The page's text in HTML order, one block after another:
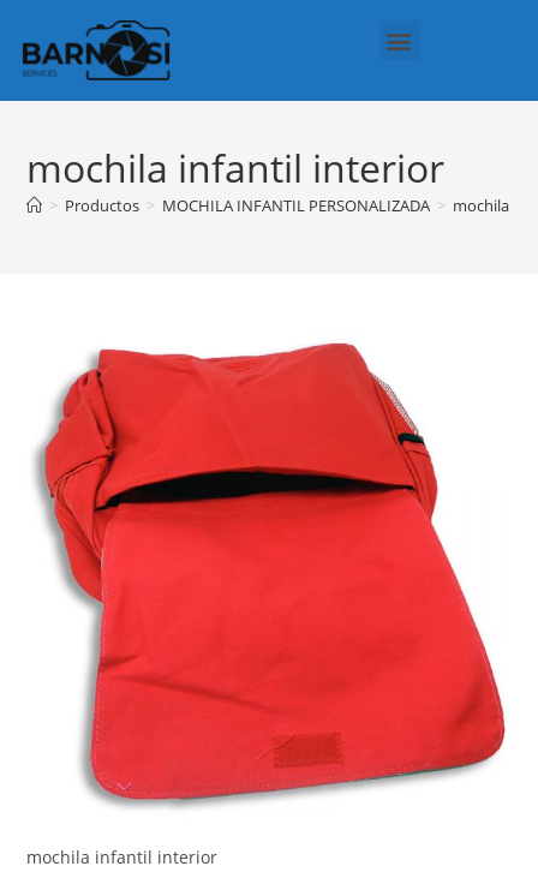
mochila infantil interior
> Productos > MOCHILA INFANTIL PERSONALIZADA > mochila
mochila infantil interior